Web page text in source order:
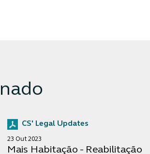
CS' Legal Updates
23 Out 2023
Mais Habitação - Reabilitação